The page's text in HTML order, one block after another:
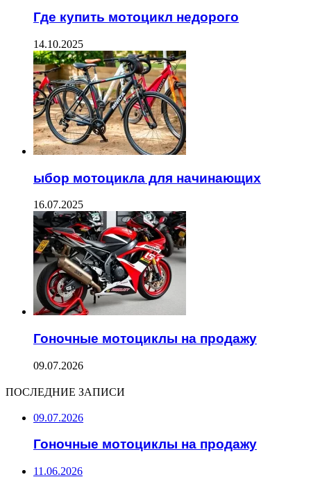
Где купить мотоцикл недорого
14.10.2025
ыбор мотоцикла для начинающих
16.07.2025
Гоночные мотоциклы на продажу
09.07.2026
ПОСЛЕДНИЕ ЗАПИСИ
09.07.2026
Гоночные мотоциклы на продажу
11.06.2026